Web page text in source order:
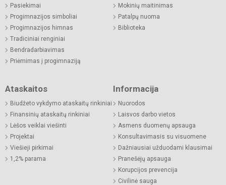
Pasiekimai
Progimnazijos simboliai
Progimnazijos himnas
Tradiciniai renginiai
Bendradarbiavimas
Priėmimas į progimnaziją
Mokinių maitinimas
Patalpų nuoma
Biblioteka
Ataskaitos
Biudžeto vykdymo ataskaitų rinkiniai
Finansinių ataskaitų rinkiniai
Lėšos veiklai viešinti
Projektai
Viešieji pirkimai
1,2% parama
Informacija
Nuorodos
Laisvos darbo vietos
Asmens duomenų apsauga
Konsultavimasis su visuomene
Dažniausiai užduodami klausimai
Pranešėjų apsauga
Korupcijos prevencija
Civilinė sauga